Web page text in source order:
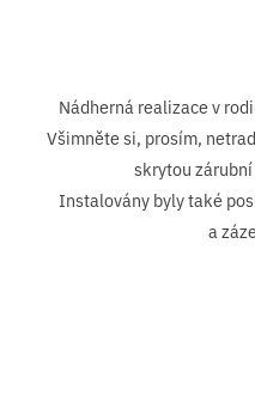
Nádherná realizace v
Všimněte si, prosím,
skrytou
Instalovány byly také
a